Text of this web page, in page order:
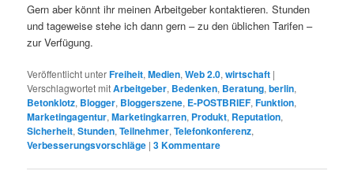
Gern aber könnt ihr meinen Arbeitgeber kontaktieren. Stunden
und tageweise stehe ich dann gern – zu den üblichen Tarifen –
zur Verfügung.
Veröffentlicht unterFreiheit,Medien,Web 2.0,wirtschaft |
Verschlagwortet mitArbeitgeber, Bedenken, Beratung,berlin,
Betonklotz, Blogger, Bloggerszene, E-POSTBRIEF,Funktion,
Marketingagentur,Marketingkarren, Produkt, Reputation,
Sicherheit,Stunden,Teilnehmer,Telefonkonferenz,
Verbesserungsvorschläge |3Kommentare